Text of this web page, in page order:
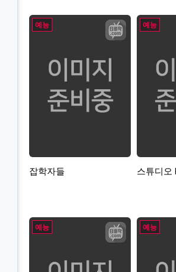
예능
잡학자들
예능
스튜디오
예능 예능